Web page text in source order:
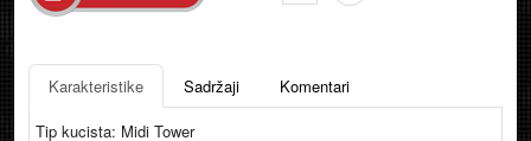
Karakteristike Sadržaji
Komentari
Tip kucista: Midi Tower